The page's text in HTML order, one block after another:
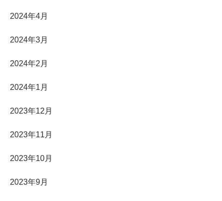
2024年4月
2024年3月
2024年2月
2024年1月
2023年12月
2023年11月
2023年10月
2023年9月